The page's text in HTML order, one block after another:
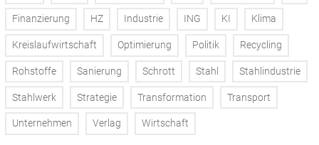
Finanzierung HZ Industrie ING KI Klima
Kreislaufwirtschaft Optimierung Politik Recycling
Rohstoffe Sanierung Schrott Stahl Stahlindustrie
Stahlwerk Strategie Transformation Transport
Unternehmen Verlag Wirtschaft